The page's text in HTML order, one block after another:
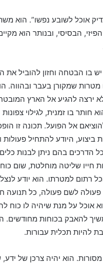
אוכל לשובע נפשו”. הוא
הבסיסי, ובנותר הוא
יש בו הבטחה וחזון להוביל את
מטרות שמקורן בעבר ובהווה.
ירצה להגיע אל הארץ
חותר בו זמנית, לגילוי
אל הפועל. תכונה זו
ביצוע, היודע להתחיל פעולות
הדרכים בהם ניתן לבנות
חייו שליטה מוחלטת, שום
רתום למטרתו. הוא יודע
לשם פעולה, כל תנועה
אוכל על מנת שיהיה לו כוח
להאבק בכוחות מחודשים.
להיות תכלית עבורות.
מסורות. הוא יהיה צרכן של